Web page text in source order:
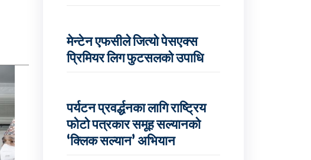
मेन्टेन एफसीले जित्यो पेसएक्स
प्रिमियर लिग फुटसलको उपाधि
पर्यटन प्रवर्द्धनका लागि राष्ट्रिय
फोटो पत्रकार समूह सल्यानको
‘क्लिक सल्यान’ अभियान